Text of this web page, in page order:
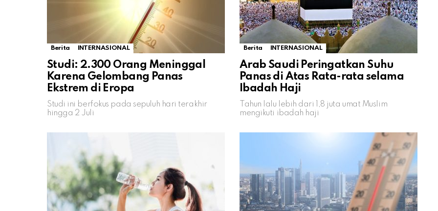
Berita INTERNASIONAL
Studi: 2.300 Orang Meninggal
Karena Gelombang Panas
Ekstrem di Eropa
Studi ini berfokus pada sepuluh hari terakhir
hingga 2 Juli
Berita INTERNASIONAL
Arab Saudi Peringatkan Suhu
Panas di Atas Rata-rata selama
Ibadah Haji
Tahun lalu lebih dari 1,8 juta umat Muslim
mengikuti ibadah haji